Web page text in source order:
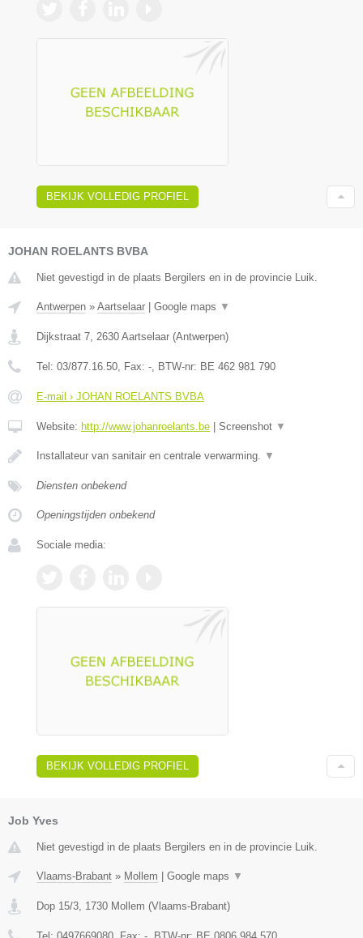
BEKIJK VOLLEDIG PROFIEL
JOHAN ROELANTS BVBA
Niet gevestigd in de plaats Bergilers en in de provincie Luik.
Antwerpen » Aartselaar Google maps ▼
Dijkstraat 7, 2630 Aartselaar (Antwerpen)
Tel: 03/877.16.50, Fax: -, BTW-nr: BE 462 981 790
E-mail › JOHAN ROELANTS BVBA
Website: http://www.johanroelants.be Screenshot ▼
Installateur van sanitair en centrale verwarming. ▼
Diensten onbekend
Openingstijden onbekend
Sociale media:
BEKIJK VOLLEDIG PROFIEL
Job Yves
Niet gevestigd in de plaats Bergilers en in de provincie Luik.
Vlaams-Brabant » Mollem Google maps ▼
Dop 15/3, 1730 Mollem (Vlaams-Brabant)